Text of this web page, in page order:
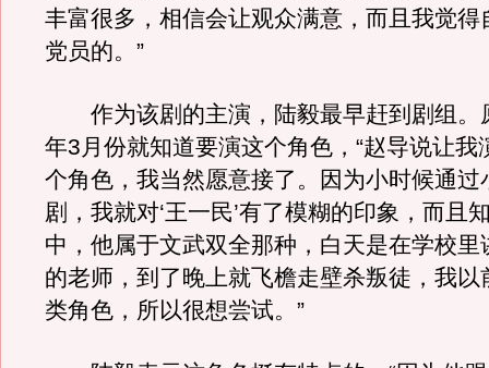
丰富很多，相信会让观众满意，而且我觉得
党员的。”
作为该剧的主演，陆毅最早赶到剧组。
年3月份就知道要演这个角色，“赵导说让我
个角色，我当然愿意接了。因为小时候通过
剧，我就对‘王一民’有了模糊的印象，而且
中，他属于文武双全那种，白天是在学校里
的老师，到了晚上就飞檐走壁杀叛徒，我以
类角色，所以很想尝试。”